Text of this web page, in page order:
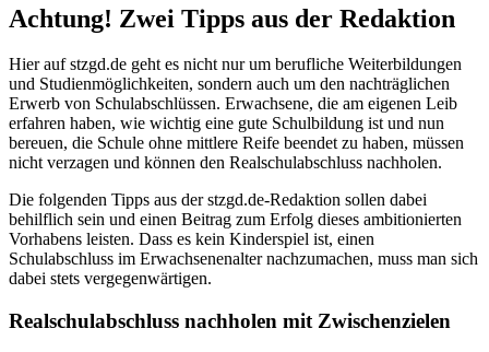
Achtung! Zwei Tipps aus der Redaktion
Hier auf stzgd.de geht es nicht nur um berufliche Weiterbildungen
und Studienmöglichkeiten, sondern auch um den nachträglichen
Erwerb von Schulabschlüssen. Erwachsene, die am eigenen Leib
erfahren haben, wie wichtig eine gute Schulbildung ist und nun
bereuen, die Schule ohne mittlere Reife beendet zu haben, müssen
nicht verzagen und können den Realschulabschluss nachholen.
Die folgenden Tipps aus der stzgd.de-Redaktion sollen dabei
behilflich sein und einen Beitrag zum Erfolg dieses ambitionierten
Vorhabens leisten. Dass es kein Kinderspiel ist, einen
Schulabschluss im Erwachsenenalter nachzumachen, muss man sich
dabei stets vergegenwärtigen.
Realschulabschluss nachholen mit Zwischenzielen